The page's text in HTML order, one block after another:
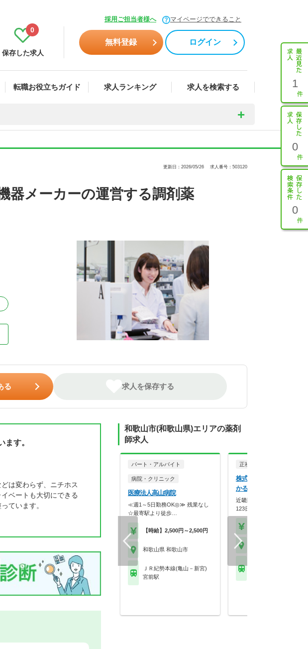
採用ご担当者様へ マイページでできること
保存した求人
0
無料登録 ログイン
転職お役立ちガイド 求人ランキング 求人を検索する 1
0
0
更新日：2026/05/26 求人番号：503120
器メーカーの運営する調剤薬
る 求人を保存する
す。
は変わらず、ニチホス
ベートも大切にできる
ています。
和歌山市(和歌山県)エリアの薬剤
師求人
パート・アルバイト
病院・クリニック
医療法人高山病院
≪週1～5日勤務OK◎≫ 残業なし
☆最寄駅より徒歩…
【時給】2,500円～2,500円
和歌山県 和歌山市
ＪＲ紀勢本線(亀山－新宮)
宮前駅
正社員
株式会社メディカルかる
かるがも薬局 和歌山店
近畿圏に90店舗展開！年間
123日×スギHD母…